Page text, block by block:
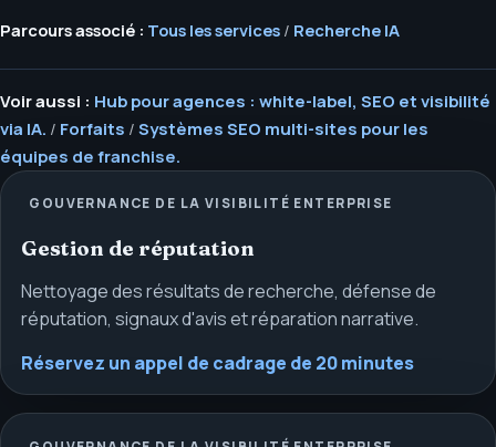
Parcours associé : Tous les services / Recherche IA
Voir aussi : Hub pour agences : white-label, SEO et visibilité
via IA. / Forfaits / Systèmes SEO multi-sites pour les
équipes de franchise.
GOUVERNANCE DE LA VISIBILITÉ ENTERPRISE
Gestion de réputation
Nettoyage des résultats de recherche, défense de
réputation, signaux d'avis et réparation narrative.
Réservez un appel de cadrage de 20 minutes